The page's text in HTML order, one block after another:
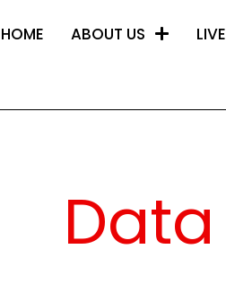
HOME ABOUT US LIVE
Data